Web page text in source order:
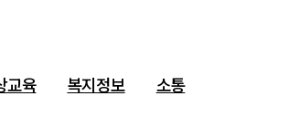
교육 복지정보 소통